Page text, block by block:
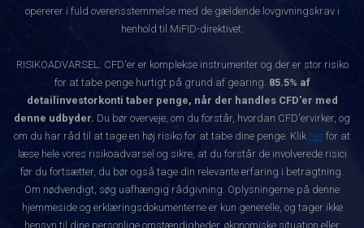
opererer i fuld overensstemmelse med de gældende lovgivningskrav i
henhold til MiFID-direktivet.
RISIKOADVARSEL: CFD'er er komplekse instrumenter og der er stor risiko
for at tabe penge hurtigt på grund af gearing. 85.5% af
detailinvestorkonti taber penge, når der handles CFD'er med
denne udbyder. Du bør overveje, om du forstår, hvordan CFD'ervirker, og
om du har råd til at tage en høj risiko for at tabe dine penge. Klik her for at
læse hele vores risikoadvarsel og sikre, at du forstår de involverede risici
før du fortsætter, du bør også tage din relevante erfaring i betragtning.
Om nødvendigt, søg uafhængig rådgivning. Oplysningerne på denne
hjemmeside og erklæringsdokumenterne er kun generelle, og tager ikke
hensyn til dine personlige omstændigheder, økonomiske situation eller